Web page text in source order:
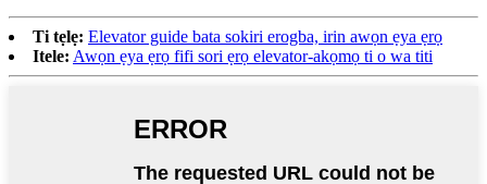
Ti tẹlẹ: Elevator guide bata sokiri erogba, irin awọn ẹya ẹrọ
Itele: Awọn ẹya ẹrọ fifi sori ẹrọ elevator-akọmọ ti o wa titi